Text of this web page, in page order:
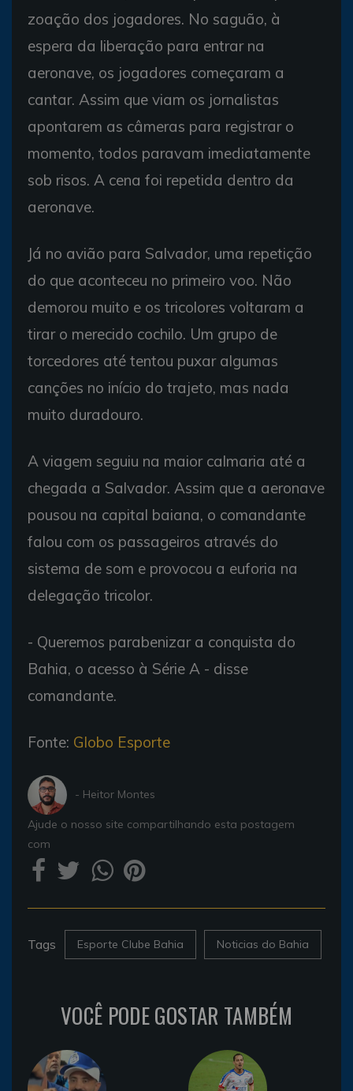
zoação dos jogadores. No saguão, à
espera da liberação para entrar na
aeronave, os jogadores começaram a
cantar. Assim que viam os jornalistas
apontarem as câmeras para registrar o
momento, todos paravam imediatamente
sob risos. A cena foi repetida dentro da
aeronave.
Já no avião para Salvador, uma repetição
do que aconteceu no primeiro voo. Não
demorou muito e os tricolores voltaram a
tirar o merecido cochilo. Um grupo de
torcedores até tentou puxar algumas
canções no início do trajeto, mas nada
muito duradouro.
A viagem seguiu na maior calmaria até a
chegada a Salvador. Assim que a aeronave
pousou na capital baiana, o comandante
falou com os passageiros através do
sistema de som e provocou a euforia na
delegação tricolor.
- Queremos parabenizar a conquista do
Bahia, o acesso à Série A - disse
comandante.
Fonte: Globo Esporte
- Heitor Montes
Ajude o nosso site compartilhando esta postagem
com
Tags Esporte Clube Bahia Noticias do Bahia
VOCÊ PODE GOSTAR TAMBÉM